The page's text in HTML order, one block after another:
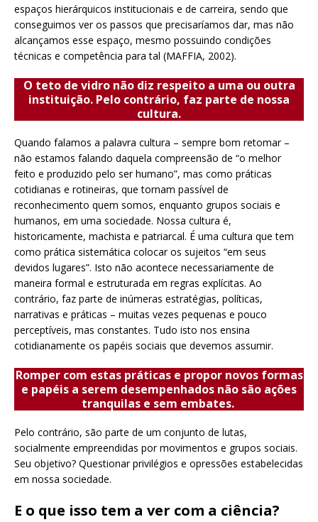
espaços hierárquicos institucionais e de carreira, sendo que
conseguimos ver os passos que precisaríamos dar, mas não
alcançamos esse espaço, mesmo possuindo condições
técnicas e competência para tal (MAFFIA, 2002).
O teto de vidro não diz respeito a uma ou outra
instituição. Pelo contrário, faz parte de nossa
cultura.
Quando falamos a palavra cultura – sempre bom retomar –
não estamos falando daquela compreensão de “o melhor
feito e produzido pelo ser humano”, mas como práticas
cotidianas e rotineiras, que tornam passível de
reconhecimento quem somos, enquanto grupos sociais e
humanos, em uma sociedade. Nossa cultura é,
historicamente, machista e patriarcal. É uma cultura que tem
como prática sistemática colocar os sujeitos “em seus
devidos lugares”. Isto não acontece necessariamente de
maneira formal e estruturada em regras explícitas. Ao
contrário, faz parte de inúmeras estratégias, políticas,
narrativas e práticas – muitas vezes pequenas e pouco
perceptíveis, mas constantes. Tudo isto nos ensina
cotidianamente os papéis sociais que devemos assumir.
Romper com estas práticas e propor novos formas
e papéis a serem desempenhados não são ações
tranquilas e sem embates.
Pelo contrário, são parte de um conjunto de lutas,
socialmente empreendidas por movimentos e grupos sociais.
Seu objetivo? Questionar privilégios e opressões estabelecidas
em nossa sociedade.
E o que isso tem a ver com a ciência?